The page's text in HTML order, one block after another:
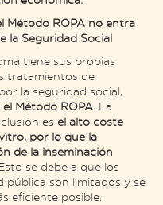
Método ROPA no entra
la Seguridad Social
tiene sus propias
tratamientos de
la seguridad social,
Método ROPA . La
es el alto coste
por lo que la
de la inseminación
se debe a que los
pública son limitados y se
eficiente posible.